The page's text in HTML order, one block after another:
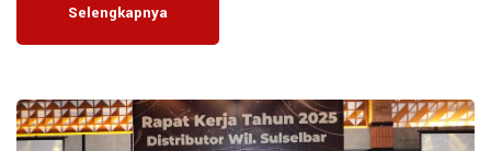
Selengkapnya